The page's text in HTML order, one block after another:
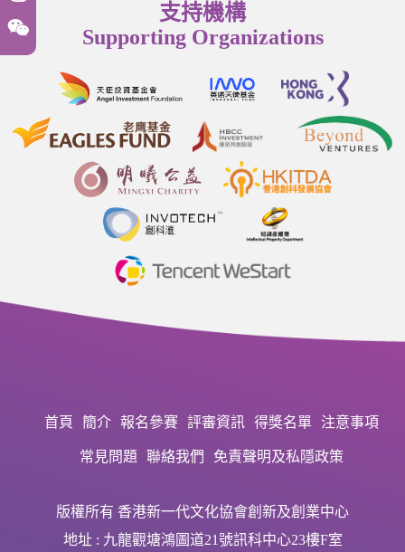
支持機構
Supporting Organizations
首頁 簡介 報名參賽 評審資訊 得獎名單 注意事項
常見問題 聯絡我們 免責聲明及私隱政策
版權所有 香港新一代文化協會創新及創業中心
地址 : 九龍觀塘鴻圖道21號訊科中心23樓F室